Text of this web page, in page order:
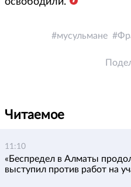
мусульмане
Читаемое
11:10
«Беспредел в Алматы
выступил против работ на